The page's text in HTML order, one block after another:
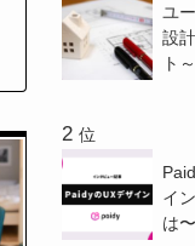
ユ
設
ト～
位
イ
は〜